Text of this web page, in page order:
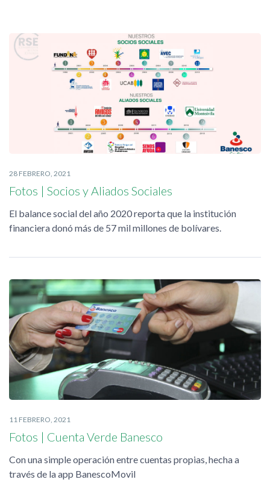
28 FEBRERO, 2021
Fotos | Socios y Aliados Sociales
El balance social del año 2020 reporta que la institución
financiera donó más de 57 mil millones de bolívares.
11 FEBRERO, 2021
Fotos | Cuenta Verde Banesco
Con una simple operación entre cuentas propias, hecha a
través de la app BanescoMovil